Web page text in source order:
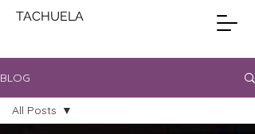
TACHUELA
BLOG
All Posts